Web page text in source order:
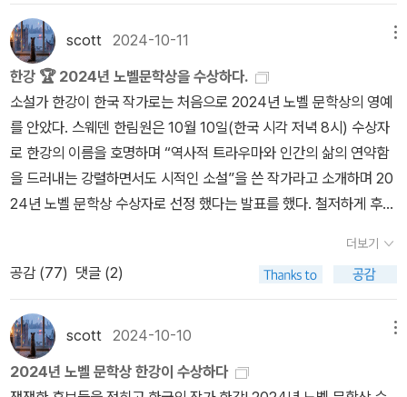
느다란 끈을 놓아버린 걸까. 잠을 이루지 못한 지난 석달 동안 그녀는
이따금 혼란 속에서 생각해왔다. 지우가 아니라면-그애가 지워준 책
임이 아니라면-자신 역시 그 끈을 놓쳐버릴지도 모른다고.' 책에 나온
인물들은 크게 두 가지 경우로 나뉜다. 끈을 놓은 자와 놓치 못한자.
동생 영혜를 마지막까지 돌본 언니 인혜는 영혜를 보며 자기 자신을
투영하게 된다. 누군가의 어머니, 누군가의 아내, 누군가의 딸이었던
자신의 인생을 객관시 해본다. 자신만의 세계에 온전히 자유로운 영
혜와 비교해 보았을 때, 자신의 인생은 너무나도 제약이 많고, 복잡하
고, 피로하다. 하지만 영혜처럼 끈을 놓지 못한다. 그렇게 언니로써,
엄마로써의 역할을 끝까지 수행한다. 인혜가 영혜처럼 되지 않는 이
많은 관계를 맺어버렸기 때문일 것이다. 가끔은 제멋대로 하고 싶지
만 너무 오랫동안 그러지 못한 까닭에 이제는 자신이 어떤 쾌락을 꿈
꾸었는지도 가물가물하는 그런 상태. 커가면서 책임을 하나 둘씩 지
수상 소식을 전하는 페이지 약력에서도 '2016 / 부커상 / <채식주의
자>'라고 적어놓았다.하지만 위에서 설명한 내용을 반영하자면, 엄밀
히 말해서 한강의 이력은 '2016년 부커상 수상'이 아니라 '2016년 부
커상 번역 부문 공동 수상'이라고 해야 한다. 나귀님이 '인터내셔널 부
커상'을 '부커상 번역 부문'이라고 굳이 풀어쓰는 이유도 '본상'과는 다
르다는 점을 강조하려는 거다.인터내셔널이건 코민테른이건 간에 어
쨌거나 '부커상'은 '부커상'이니까, 모로 가도 한강만 찬양하면 되니 아
무래도 괜찮지 않느냐고 생각할 사람도 있을지 모르겠지만, 문제는 '2
라에도 나와 있기... 아니 '있었기' 때문이다.그 책이 바로 2016년 부
커상, 즉 인터내셔널도 코민테른도 아닌 '본상'의 진짜 수상작인 폴 비
티의 소설 <배반>인데, 당시 48년의 역사를 자랑하는 부커상 최초
로 영국 작가가 아닌 미국 작가가 수상한 경우라고 해서 화제가 된 작
품이기도 하다. 안타깝게도 지금은 이미 절판되었지만 말이다.물론
한강이라는 작가도 대단하지만, 그렇다고 해서 다른 작가를 무시하면
능성부터 젖혀놓았던 까닭이다.굳이 변명하자면 나귀님이 한강이라
는 작가를 과소평가하게 된 것도 그놈의 국뽕 타령 때문이었다. 평소
맨부커상이라는 이름을 들어보지도 못했을 법한 사람들까지 나서서
세계 3대 문학상 타령을 늘어놓기에, 급기야 그 작가의 이름이며 그
작품의 제목만 봐도 외면하곤 했었으니 말이다.이유야 어쨌거나 노벨
문학상을 받을 만한 자격이 충분한 작가를 코앞에 두고도 못 알아보
았다는 것은 큰 실책이 아닐 수 없다. 물론 투표는 하지 않았지만, 설
령 했더라도 적립금을 받지는 못했을 터이니, 이쯤 되면 나귀님도 남
은 평생 로또 번호 따위 맞힐 생각은 꿈도 꾸지 말아야 되겠다.나귀님
이야 아직 한 편도 읽어보지 않은 작가이므로 당장 뭐라고 평가하기
는 어렵겠다. 다만 앞서 맨부커상 번역 부문 수상 직후의 국내 반응 가
강의 노벨문학상 수상에는 뭔가 아이러니가 한층 더해지지 않나 싶기
도 하다.왜냐하면 맨부커상 번역 부문 수상작인 영어 번역본이 원문
에 충실하지 않았다는 비판이 뒤늦게 나왔기 때문인데, 번역의 한계
와 문화적 차이 같은 근본적 난점을 감안하더라도 '팔'과 '발'을 혼동하
scott 2024-10-11
한강 🏆 2024년 노벨문학상을 수상하다.
소설가 한강이 한국 작가로는 처음으로 2024년 노벨 문학상의 영예
를 안았다. 스웨덴 한림원은 10월 10일(한국 시각 저녁 8시) 수상자
로 한강의 이름을 호명하며 “역사적 트라우마와 인간의 삶의 연약함
을 드러내는 강렬하면서도 시적인 소설”을 쓴 작가라고 소개하며 20
24년 노벨 문학상 수상자로 선정 했다는 발표를 했다. 철저하게 후보
노벨상 주최국이자 위원회인 스웨덴 한림원은 수상자 선정에 있어서
정치적 색채가 농후 하지만 여전히 세계 최고의 권위를 지닌 문학상
으로 꼽힌다.노벨상은 1901년 첫 시상 이후 123년의 세월 동안 가뭄
의 콩 나듯 여성들에게 상을 수여 해서 물리학 분야 같은 과학 분야는
각각 3명 정도의 여성 수상자에게 영광이 돌아갔고 문학상은 2024
년까지 121명의 수상자 가운데 2024년 한국 작가 한강을 포함해서
더보기
공감 (77) 댓글 (2)
scott 2024-10-10
2024년 노벨 문학상 한강이 수상하다